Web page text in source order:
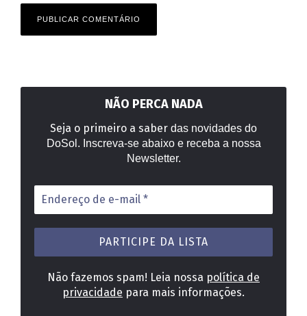
NÃO PERCA NADA
Seja o primeiro a saber das novidades do
DoSol. Inscreva-se abaixo e receba a nossa
Newsletter.
Endereço
de
e-
mail
Não fazemos spam! Leia nossa política de
privacidade para mais informações.